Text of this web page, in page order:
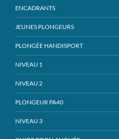
ENCADRANTS
JEUNES PLONGEURS
PLONGÉE HANDISPORT
NIVEAU 1
NIVEAU 2
PLONGEUR PA40
NIVEAU 3